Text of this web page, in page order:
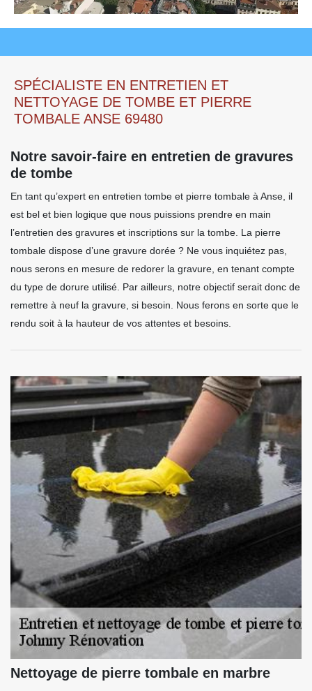
SPÉCIALISTE EN ENTRETIEN ET
NETTOYAGE DE TOMBE ET PIERRE
TOMBALE ANSE 69480
Notre savoir-faire en entretien de gravures
de tombe
En tant qu’expert en entretien tombe et pierre tombale à Anse, il
est bel et bien logique que nous puissions prendre en main
l’entretien des gravures et inscriptions sur la tombe. La pierre
tombale dispose d’une gravure dorée ? Ne vous inquiétez pas,
nous serons en mesure de redorer la gravure, en tenant compte
du type de dorure utilisé. Par ailleurs, notre objectif serait donc de
remettre à neuf la gravure, si besoin. Nous ferons en sorte que le
rendu soit à la hauteur de vos attentes et besoins.
Nettoyage de pierre tombale en marbre